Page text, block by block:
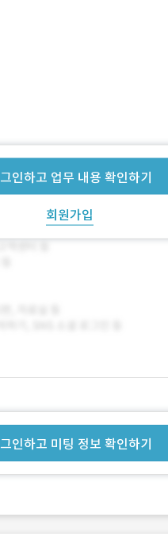
인하고 업무 내용 확인하기
회원가입
인하고 미팅 정보 확인하기